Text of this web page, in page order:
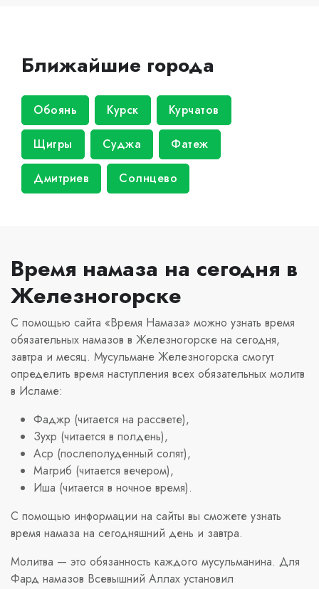
Ближайшие города
Обоянь Курск Курчатов
Щигры Суджа Фатеж
Дмитриев Солнцево
Время намаза на сегодня в
Железногорске
С помощью сайта «Время Намаза» можно узнать время
обязательных намазов в Железногорске на сегодня,
завтра и месяц. Мусульмане Железногорска смогут
определить время наступления всех обязательных молитв
в Исламе:
Фаджр (читается на рассвете),
Зухр (читается в полдень),
Аср (послеполуденный солят),
Магриб (читается вечером),
Иша (читается в ночное время).
С помощью информации на сайты вы сможете узнать
время намаза на сегодняшний день и завтра.
Молитва — это обязанность каждого мусульманина. Для
Фард намазов Всевышний Аллах установил